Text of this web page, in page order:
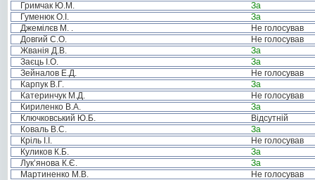
Гримчак Ю.М.
За
Гуменюк О.І.
За
Джемілєв М. .
Не голосував
Довгий С.О.
Не голосував
Жванія Д.В.
За
Заєць І.О.
За
Зейналов Е.Д.
Не голосував
Карпук В.Г.
За
Катеринчук М.Д.
Не голосував
Кириленко В.А.
За
Ключковський Ю.Б.
Відсутній
Коваль В.С.
За
Кріль І.І.
Не голосував
Куликов К.Б.
За
Лук’янова К.Є.
За
Мартиненко М.В.
Не голосував